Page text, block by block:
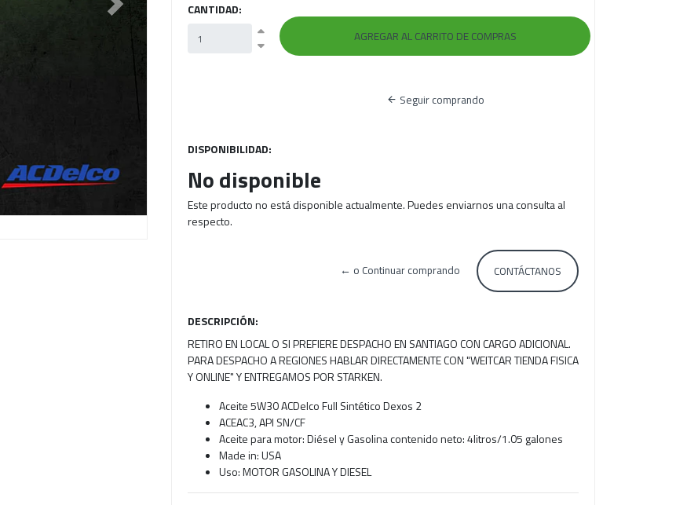
Next CANTIDAD:
Seguir comprando
DISPONIBILIDAD:
No disponible
Este producto no está disponible actualmente. Puedes enviarnos una consulta al
respecto.
CONTÁCTANOS
← o Continuar comprando
DESCRIPCIÓN:
RETIRO EN LOCAL O SI PREFIERE DESPACHO EN SANTIAGO CON CARGO ADICIONAL.
PARA DESPACHO A REGIONES HABLAR DIRECTAMENTE CON "WEITCAR TIENDA FISICA
Y ONLINE" Y ENTREGAMOS POR STARKEN.
Aceite 5W30 ACDelco Full Sintético Dexos 2
ACEAC3, API SN/CF
Aceite para motor: Diésel y Gasolina contenido neto: 4litros/1.05 galones
Made in: USA
Uso: MOTOR GASOLINA Y DIESEL